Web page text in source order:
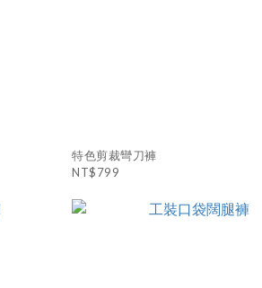
特色剪裁彎刀褲
NT$799